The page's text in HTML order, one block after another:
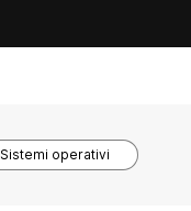
Sistemi operativi